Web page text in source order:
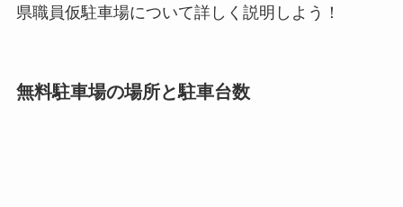
県職員仮駐車場について詳しく説明しよう！
無料駐車場の場所と駐車台数